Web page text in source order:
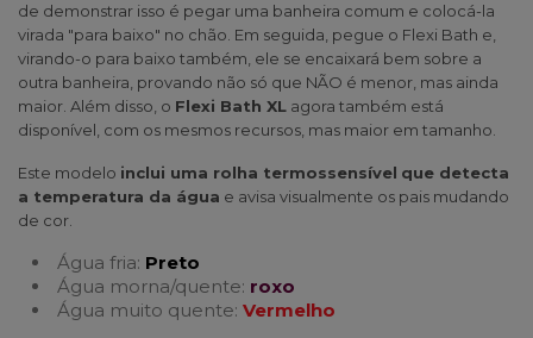
de demonstrar isso é pegar uma banheira comum e colocá-la
virada "para baixo" no chão. Em seguida, pegue o Flexi Bath e,
virando-o para baixo também, ele se encaixará bem sobre a
outra banheira, provando não só que NÃO é menor, mas ainda
maior. Além disso, o Flexi Bath XL agora também está
disponível, com os mesmos recursos, mas maior em tamanho.
Este modelo inclui uma rolha termossensível que detecta
a temperatura da água e avisa visualmente os pais mudando
de cor.
Água fria: Preto
Água morna/quente: roxo
Água muito quente: Vermelho